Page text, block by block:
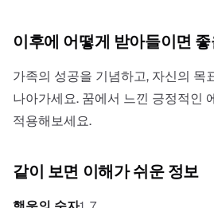
이후에 어떻게 받아들이면
가족의 성공을 기념하고, 자신의 목
나아가세요. 꿈에서 느낀 긍정적인
적용해보세요.
같이 보면 이해가 쉬운 정보